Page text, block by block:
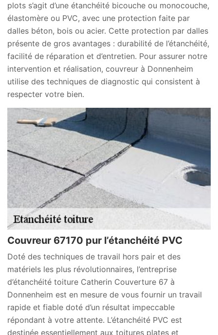
plots s’agit d’une étanchéité bicouche ou monocouche,
élastomère ou PVC, avec une protection faite par
dalles béton, bois ou acier. Cette protection par dalles
présente de gros avantages : durabilité de l’étanchéité,
facilité de réparation et d’entretien. Pour assurer notre
intervention et réalisation, couvreur à Donnenheim
utilise des techniques de diagnostic qui consistent à
respecter votre bien.
Couvreur 67170 pur l’étanchéité PVC
Doté des techniques de travail hors pair et des
matériels les plus révolutionnaires, l’entreprise
d’étanchéité toiture Catherin Couverture 67 à
Donnenheim est en mesure de vous fournir un travail
rapide et fiable doté d’un résultat impeccable
répondant à votre attente. L’étanchéité PVC est
destinée essentiellement aux toitures plates et